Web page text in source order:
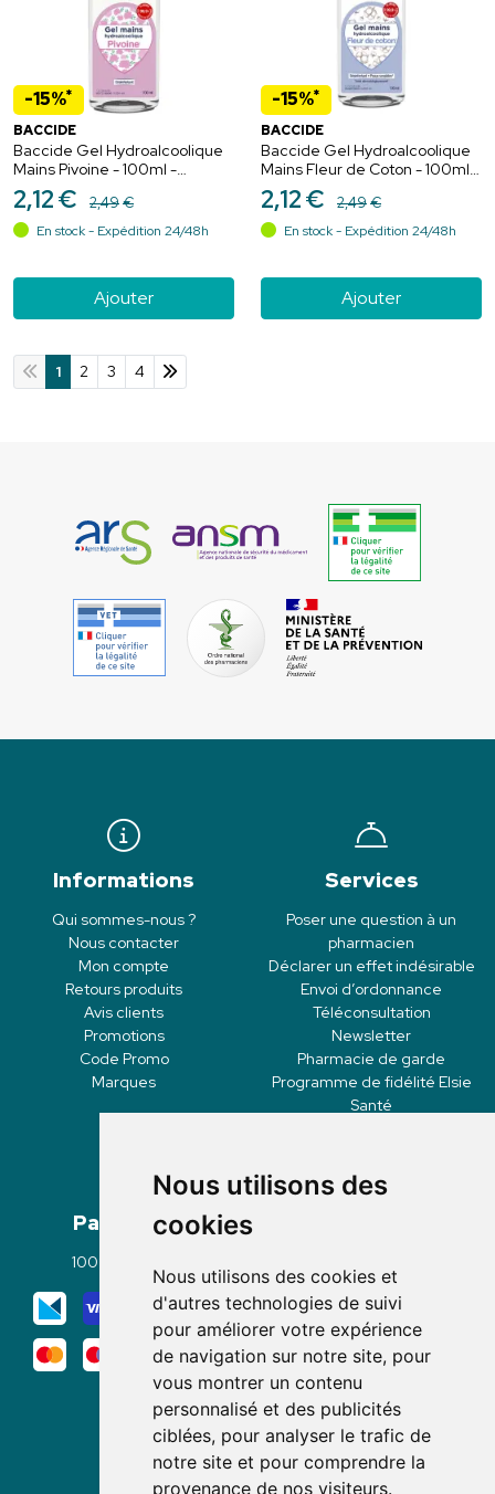
Nous utilisons des
cookies
Nous utilisons des cookies et
d'autres technologies de suivi
pour améliorer votre expérience
de navigation sur notre site, pour
vous montrer un contenu
personnalisé et des publicités
ciblées, pour analyser le trafic de
notre site et pour comprendre la
provenance de nos visiteurs.
-15%*
BACCIDE
Baccide Gel Hydroalcoolique
Mains Pivoine - 100ml -
Protection efficace, parfum
floral
2,12€ 2,49€
En stock - Expédition 24/48h
Ajouter
-15%*
BACCIDE
Baccide Gel Hydroalcoolique
Mains Fleur de Coton - 100ml -
Hygiène efficace et parfum
délicat
2,12€ 2,49€
En stock - Expédition 24/48h
Ajouter
1 2 3 4
Informations
Qui sommes-nous ?
Nous contacter
Mon compte
Retours produits
Avis clients
Promotions
Code Promo
Marques
Services
Poser une question à un
pharmacien
Déclarer un effet indésirable
Envoi d’ordonnance
Téléconsultation
Newsletter
Pharmacie de garde
Programme de fidélité Elsie
Santé
Paiement
100% sécurisé
Mode de livraison
Nous suivre